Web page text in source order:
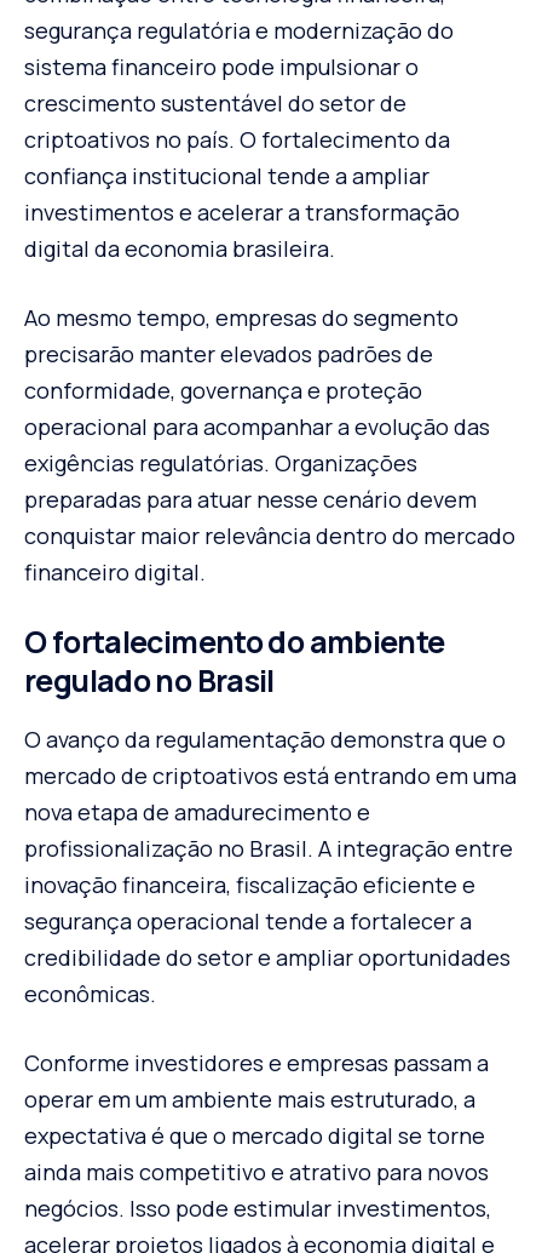
segurança regulatória e modernização do
sistema financeiro pode impulsionar o
crescimento sustentável do setor de
criptoativos no país. O fortalecimento da
confiança institucional tende a ampliar
investimentos e acelerar a transformação
digital da economia brasileira.
Ao mesmo tempo, empresas do segmento
precisarão manter elevados padrões de
conformidade, governança e proteção
operacional para acompanhar a evolução das
exigências regulatórias. Organizações
preparadas para atuar nesse cenário devem
conquistar maior relevância dentro do mercado
financeiro digital.
O fortalecimento do ambiente
regulado no Brasil
O avanço da regulamentação demonstra que o
mercado de criptoativos está entrando em uma
nova etapa de amadurecimento e
profissionalização no Brasil. A integração entre
inovação financeira, fiscalização eficiente e
segurança operacional tende a fortalecer a
credibilidade do setor e ampliar oportunidades
econômicas.
Conforme investidores e empresas passam a
operar em um ambiente mais estruturado, a
expectativa é que o mercado digital se torne
ainda mais competitivo e atrativo para novos
negócios. Isso pode estimular investimentos,
acelerar projetos ligados à economia digital e